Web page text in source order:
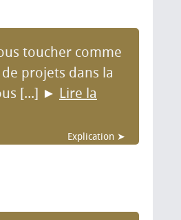
toucher comme
projets dans la
[...] ► Lire la
Explication ➤